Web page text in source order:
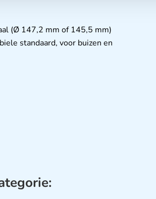
(Ø 147,2 mm of 145,5 mm)
standaard, voor buizen en